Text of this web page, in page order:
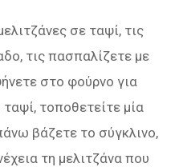
σε ταψί, τις
τις πασπαλίζετε με
στο φούρνο για
τοποθετείτε μία
βάζετε το σύγκλινο,
τη μελιτζάνα που